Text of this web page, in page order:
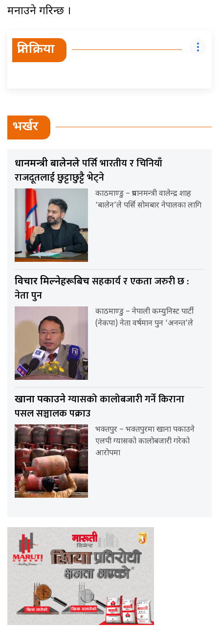
मनाउने गरिन्छ ।
प्रतिक्रिया
भर्खर
प्रधानमन्त्री बालेनलेपर्सि भारतीय र चिनियाँ
राजदूतलाई छुट्टाछुट्टै भेट्ने
काठमाण्डु – प्रधानमन्त्री वालेन्द्र शाह
‘बालेन’ले पर्सि सोमबार नेपालका लागि
विचार मिल्नेहरूबिचसहकार्य र एकता जरुरी छ :
नेता पुन
काठमाण्डु – नेपाली कम्युनिस्ट पार्टी
(नेकपा) नेता वर्षमान पुन ‘अनन्त’ले
खाना पकाउनेग्यासको कालोबजारी गर्ने किराना
पसल सञ्चालक पक्राउ
भक्तपुर – भक्तपुरमा खाना पकाउने
एलपी ग्यासको कालोबजारी गरेको
आरोपमा